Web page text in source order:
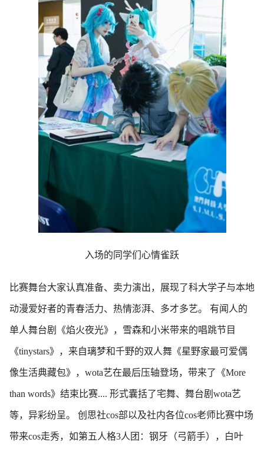
入场的同学们心情雀跃
比赛舞台大家认真准备、卖力演出，展现了科大学子与本地
动漫爱好者的青春活力、热情澎湃、多才多艺。 有闻人的
单人舞台剧《焰火夜光》，雪森和小米带来的唱跳节目
《tinystars》，来自璃梦和千野的双人舞《星野家最可爱偶
像生活典藏包》，wota艺在最后压轴登场，带来了《More
than words》结束比赛.... 形式囊括了宅舞、舞台剧wota艺
等，异彩纷呈。 创思社cos部以及社内各位cos老师比赛中场
带来cos走秀，如第五人格3️人团：钢牙（弓箭手），白叶